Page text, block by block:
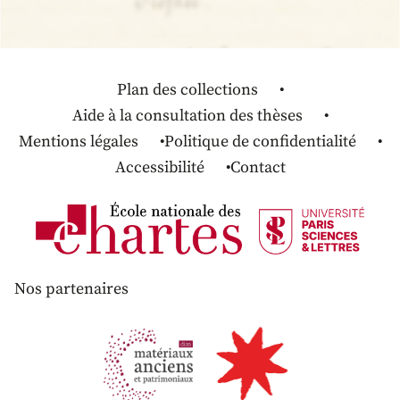
Plan des collections
Aide à la consultation des thèses
Mentions légales
Politique de confidentialité
Accessibilité
Contact
Nos partenaires